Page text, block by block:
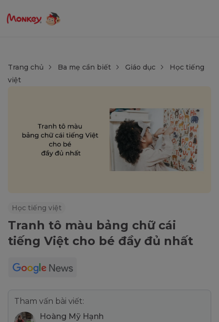
Trang chủ Ba mẹ cần biết Giáo dục
Học tiếng
việt
Học tiếng việt
Tranh tô màu bảng chữ cái
tiếng Việt cho bé đầy đủ nhất
Tham vấn bài viết:
Hoàng Mỹ Hạnh